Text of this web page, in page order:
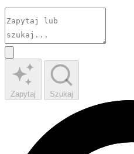
Zapytaj Szukaj